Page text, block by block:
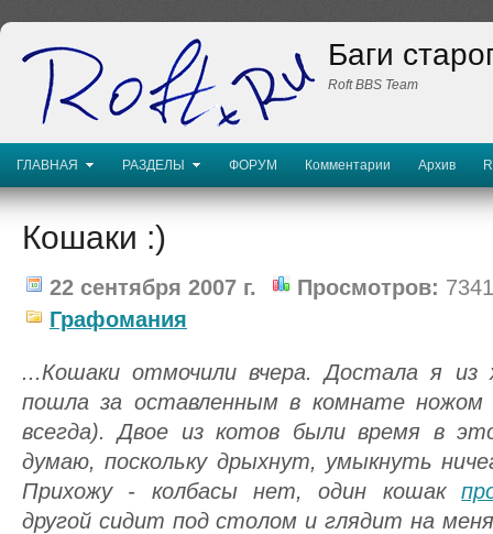
Баги
Roft BBS Team
ГЛАВНАЯ РАЗДЕЛЫ ФОРУМ Комментарии Архив
Кошаки :)
22 сентября 2007 г. Просмотров: 7341
Графомания
...Кошаки отмочили вчера. Достала я из
пошла за оставленным в комнате ножом
всегда). Двое из котов были время в
думаю, поскольку дрыхнут, умыкнуть
Прихожу - колбасы нет, один кошак
другой сидит под столом и глядит на